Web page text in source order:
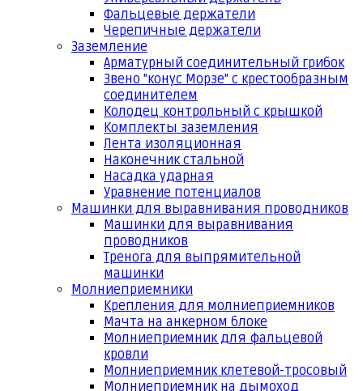
Фальцевые держатели
Черепичные держатели
Заземление
Арматурный соединительный грибок
Звено "конус Морзе" с крестообразным
соединителем
Колодец контрольный с крышкой
Комплекты заземления
Лента изоляционная
Наконечник стальной
Насадка ударная
Уравнение потенциалов
Машинки для выравнивания проводников
Машинки для выравнивания
проводников
Тренога для выпрямительной
машинки
Молниеприемники
Крепления для молниеприемников
Мачта на анкерном блоке
Молниеприемник для фальцевой
кровли
Молниеприемник клетевой-тросовый
Молниеприемник на дымоход